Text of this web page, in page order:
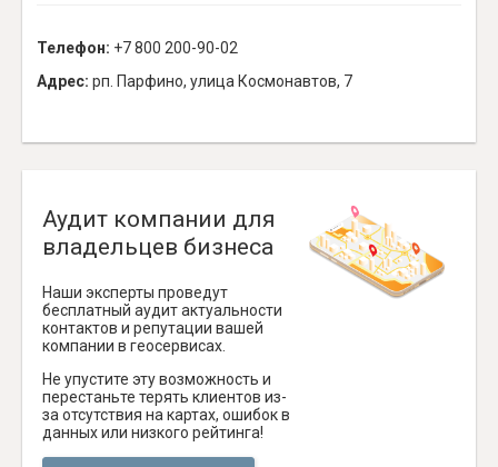
Телефон: +7 800 200-90-02
Адрес: рп. Парфино, улица Космонавтов, 7
Аудит компании для
владельцев бизнеса
Наши эксперты проведут
бесплатный аудит актуальности
контактов и репутации вашей
компании в геосервисах.
Не упустите эту возможность и
перестаньте терять клиентов из-
за отсутствия на картах, ошибок в
данных или низкого рейтинга!